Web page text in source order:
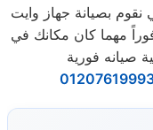
نقوم بصيانة جهاز وايت
مهما كان مكانك في